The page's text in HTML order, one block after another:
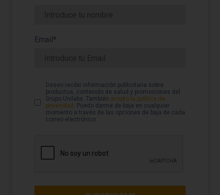
Email*
Deseo recibir información publicitaria sobre
productos, contenido de salud y promociones del
Grupo Unilabs. También acepto la política de
privacidad . Puedo darme de baja en cualquier
momento a través de las opciones de baja de cada
correo electrónico.